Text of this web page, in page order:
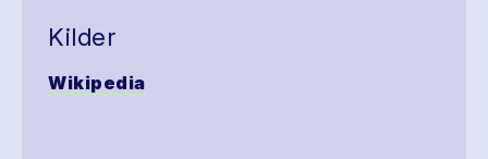
Kilder
Wikipedia